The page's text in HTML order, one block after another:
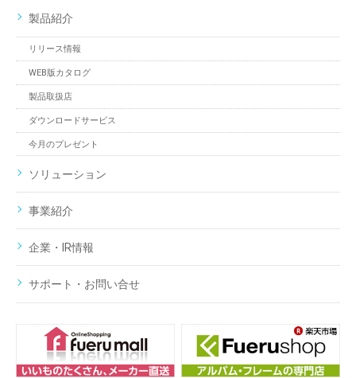
製品紹介
リリース情報
WEB版カタログ
製品取扱店
ダウンロードサービス
今月のプレゼント
ソリューション
事業紹介
企業・IR情報
サポート・お問い合せ